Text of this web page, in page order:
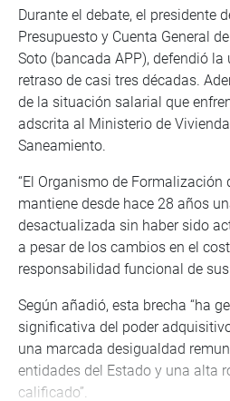
Durante el debate, el presidente
Presupuesto y Cuenta General
Soto (bancada APP), defendió la
retraso de casi tres décadas.
de la situación salarial que
adscrita al Ministerio de
Saneamiento.
“El Organismo de
mantiene desde hace 28 años
desactualizada sin haber sido
a pesar de los cambios en el
responsabilidad funcional de
Según añadió, esta brecha “ha
significativa del poder
una marcada desigualdad
entidades del Estado y una alta
calificado”.